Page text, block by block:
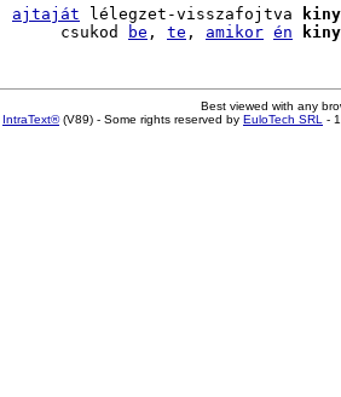
ajtaját lélegzet-visszafojtva
|      csukod be , te , amikor én
Best viewed with any
IntraText®(V89) - Some rights reserved by EuloTech SRL -